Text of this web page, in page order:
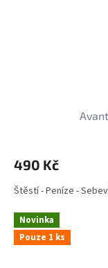
490 Kč
Štěstí - Peníze -
Novinka
Pouze 1 ks